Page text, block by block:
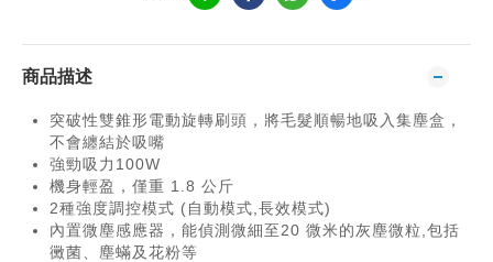
商品描述
突破性雙錐形電動旋轉刷頭，將毛髮順暢地吸入集塵盒，
不會纏結於吸嘴
強勁吸力100W
機身輕盈，僅重 1.8 公斤
2種強度調控模式 (自動模式,長效模式)
內置微塵感應器，能偵測微細至20 微米的灰塵微粒,包括
黴菌、塵蟎及花粉等